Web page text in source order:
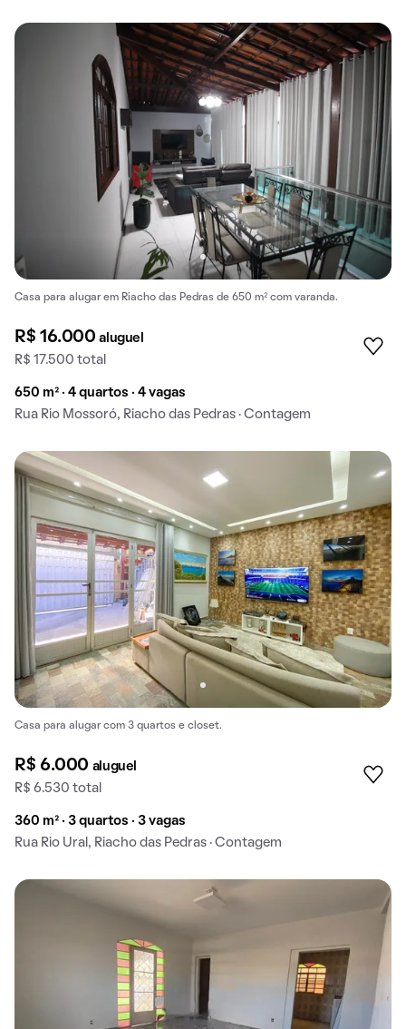
Casa para alugar em Riacho das Pedras de 650 m² com varanda.
R$ 16.000aluguel
R$ 17.500 total
650 m² · 4 quartos · 4 vagas
Rua Rio Mossoró, Riacho das Pedras · Contagem
Casa para alugar com 3 quartos e closet.
R$ 6.000 aluguel
R$ 6.530 total
360 m² · 3 quartos · 3 vagas
Rua Rio Ural, Riacho das Pedras · Contagem